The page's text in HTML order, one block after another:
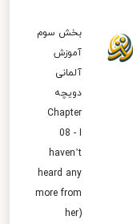
بخش سوم
آموزش
آلمانی
دویچه
Chapter
08 - I
haven’t
heard any
more from
her)